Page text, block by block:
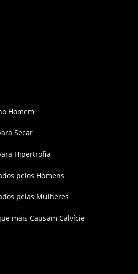
Homem
Secar
Hipertrofia
pelos Homens
pelas Mulheres
mais Causam Calvície